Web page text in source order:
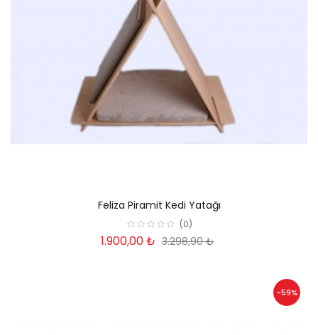
Feliza Piramit Kedi Yatağı
(0)
1.900,00 ₺ 3.298,90 ₺
-59%